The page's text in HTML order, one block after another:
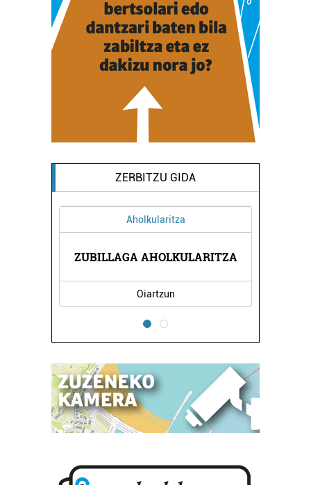
ZERBITZU GIDA
Aholkularitza
ZUBILLAGA AHOLKULARITZA
Oiartzun